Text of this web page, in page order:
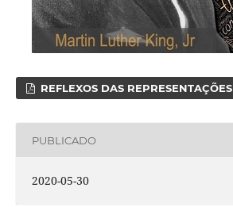
REFLEXOS DAS REPRESENTAÇÕES
PUBLICADO
2020-05-30